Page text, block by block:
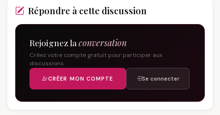
Répondre à cette discussion
Rejoignez la conversation
Créez votre compte gratuit pour participer aux
discussions.
CRÉER MON COMPTE Se connecter